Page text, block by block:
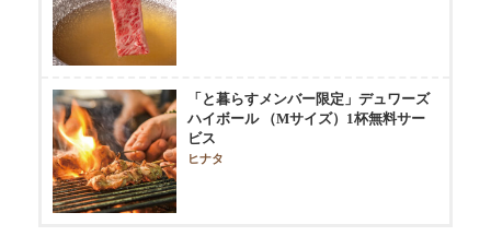
「と暮らすメンバー限定」デュワーズ
ハイボール （Mサイズ）1杯無料サー
ビス
ヒナタ